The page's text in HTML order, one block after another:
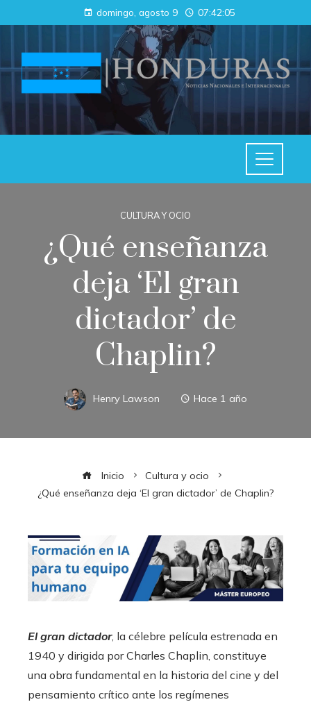
domingo, agosto 9 07:42:06
CULTURA Y OCIO
¿Qué enseñanza
deja ‘El gran
dictador’ de
Chaplin?
Henry Lawson Hace 1 año
Inicio
Cultura y ocio
¿Qué enseñanza deja ‘El gran dictador’ de Chaplin?
El gran dictador, la célebre película estrenada en
1940 y dirigida por Charles Chaplin, constituye
una obra fundamental en la historia del cine y del
pensamiento crítico ante los regímenes